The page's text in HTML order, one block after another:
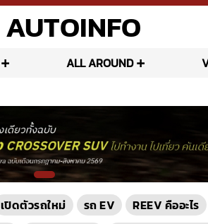
AUTOINFO
ALL AROUND
เปิดตัวรถใหม่ รถ EV
REEV คืออะไร